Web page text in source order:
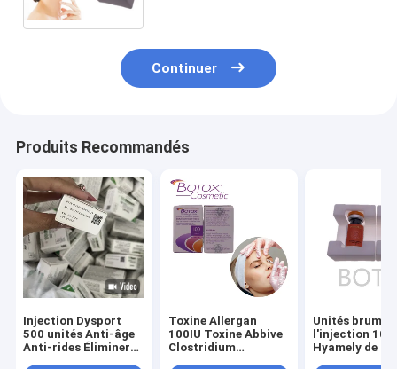
Continuer
Produits Recommandés
Injection Dysport
500 unités Anti-âge
Anti-rides Éliminer
Toxine Allergan
100IU Toxine Abbive
Clostridium
Unités
l'injection 100
Hyamely de poudre